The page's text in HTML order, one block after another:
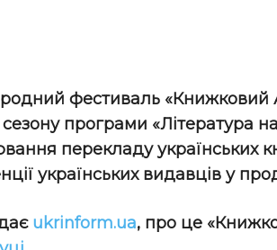
фестиваль «Книжковий
програми «Література
перекладу українських
українських видавців у
ukrinform.ua, про це